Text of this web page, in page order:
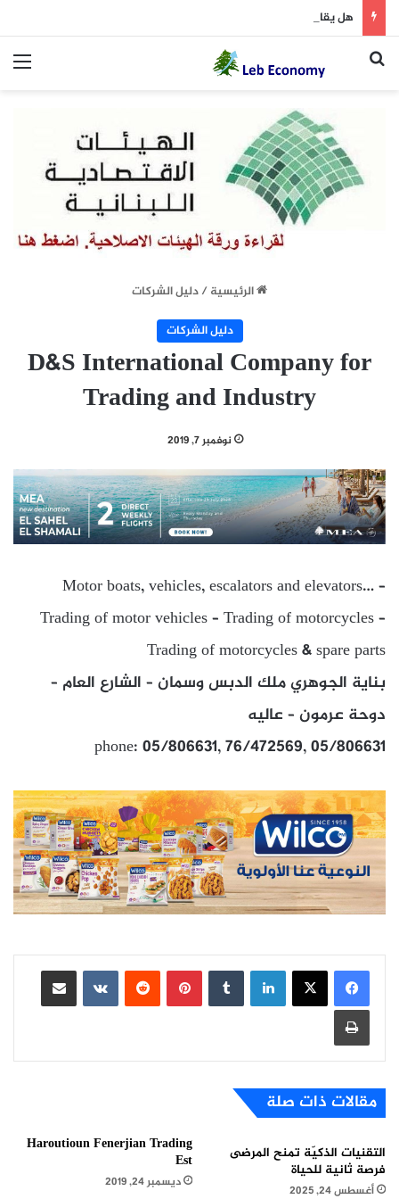
هل يقاطع الجانب اللبناني المفاوضات؟
بحث عن
الرئيسية/دليل الشركات
دليل الشركات
D&S International Company for
Trading and Industry
نوفمبر 7, 2019
Motor boats, vehicles, escalators and elevators… –
Trading of motor vehicles – Trading of motorcycles –
Trading of motorcycles & spare parts
بناية الجوهري ملك الدبس وسمان – الشارع العام –
دوحة عرمون – عاليه
phone: 05/806631, 76/472569, 05/806631
لينكدإن بينتيريست
مشاركة عبر البريد
طباعة
مقالات ذات صلة
التقنيات الذكيّة تمنح المرضى
فرصة ثانية للحياة
أغسطس 24, 2025
Haroutioun Fenerjian Trading
Est
ديسمبر 24, 2019